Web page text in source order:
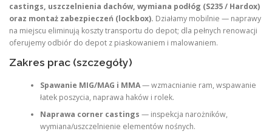
castings, uszczelnienia dachów, wymiana podłóg (S235 / Hardox)
oraz montaż zabezpieczeń (lockbox). Działamy mobilnie — naprawy
na miejscu eliminują koszty transportu do depot; dla pełnych renowacji
oferujemy odbiór do depot z piaskowaniem i malowaniem.
Zakres prac (szczegóły)
Spawanie MIG/MAG i MMA— wzmacnianie ram, wspawanie
łatek poszycia, naprawa haków i rolek.
Naprawa corner castings — inspekcja narożników,
wymiana/uszczelnienie elementów nośnych.